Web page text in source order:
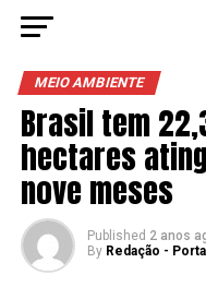
MEIO AMBIENTE
Brasil tem
hectares
nove meses
Published 2 anos
By Redação -